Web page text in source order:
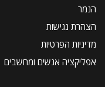
הנמר
הצהרת נגישות
מדיניות הפרטיות
אפליקציה אנשים ומחשבים